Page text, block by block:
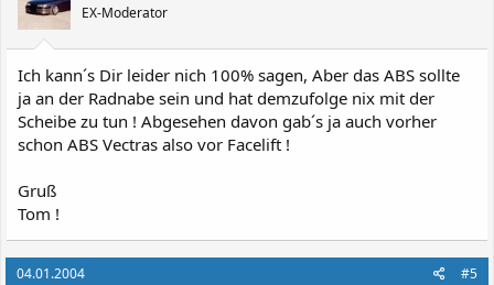
EX-Moderator
Ich kann´s Dir leider nich 100% sagen, Aber das ABS sollte
ja an der Radnabe sein und hat demzufolge nix mit der
Scheibe zu tun ! Abgesehen davon gab´s ja auch vorher
schon ABS Vectras also vor Facelift !
Gruß
Tom !
04.01.2004 #5